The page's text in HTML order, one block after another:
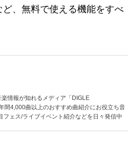
、無料で使える機能をすべ
楽情報が知れるメディア「DIGLE
間4,000曲以上のおすすめ曲紹介にお役立ち音
フェス/ライブイベント紹介などを日々発信中